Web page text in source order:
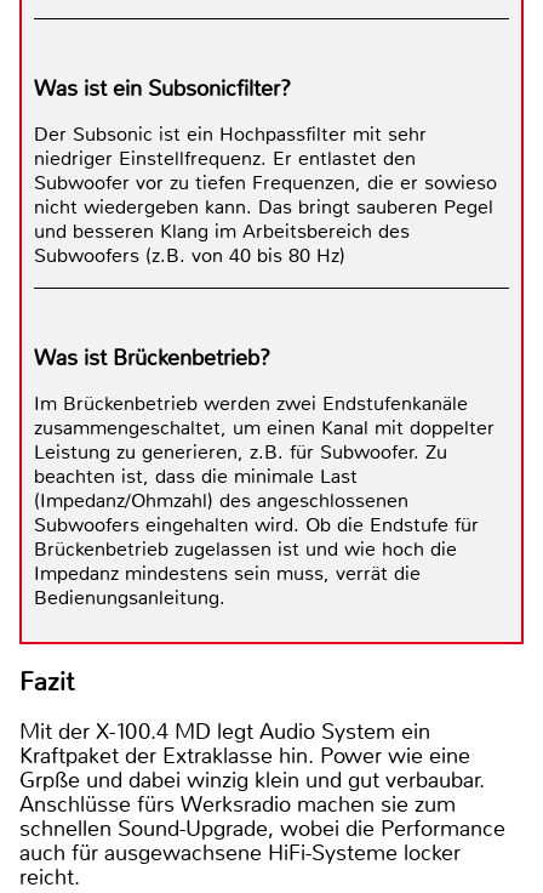
Was ist ein Subsonicfilter?
Der Subsonic ist ein Hochpassfilter mit sehr
niedriger Einstellfrequenz. Er entlastet den
Subwoofer vor zu tiefen Frequenzen, die er sowieso
nicht wiedergeben kann. Das bringt sauberen Pegel
und besseren Klang im Arbeitsbereich des
Subwoofers (z.B. von 40 bis 80 Hz)
Was ist Brückenbetrieb?
Im Brückenbetrieb werden zwei Endstufenkanäle
zusammengeschaltet, um einen Kanal mit doppelter
Leistung zu generieren, z.B. für Subwoofer. Zu
beachten ist, dass die minimale Last
(Impedanz/Ohmzahl) des angeschlossenen
Subwoofers eingehalten wird. Ob die Endstufe für
Brückenbetrieb zugelassen ist und wie hoch die
Impedanz mindestens sein muss, verrät die
Bedienungsanleitung.
Fazit
Mit der X-100.4 MD legt Audio System ein
Kraftpaket der Extraklasse hin. Power wie eine
Grpße und dabei winzig klein und gut verbaubar.
Anschlüsse fürs Werksradio machen sie zum
schnellen Sound-Upgrade, wobei die Performance
auch für ausgewachsene HiFi-Systeme locker
reicht.